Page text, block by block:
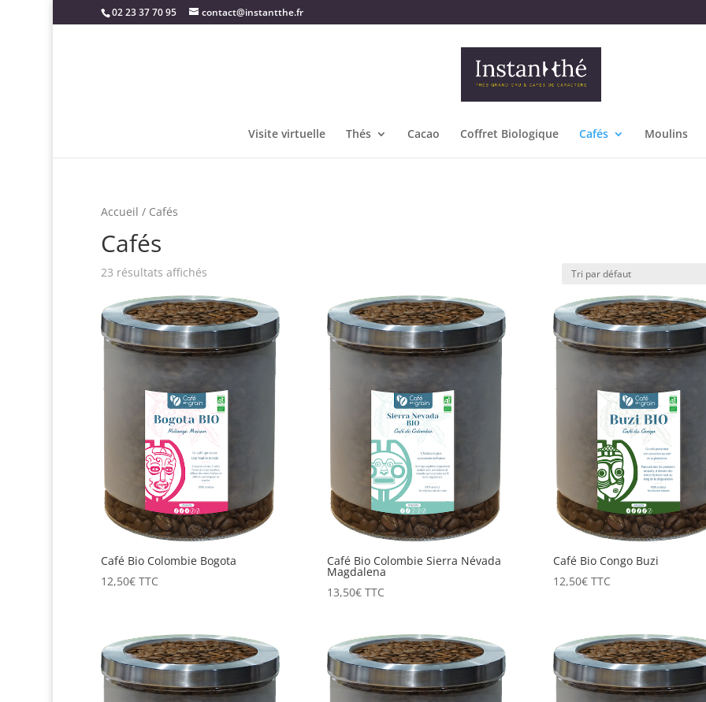
02 23 37 70 95 contact@instantthe.fr
Visite virtuelle Thés Cacao Coffret Biologique Cafés Moulins
Accueil / Cafés
Cafés
23 résultats affichés
Café Bio Colombie Bogota
12,50€ TTC
Café Bio Colombie Sierra Névada
Magdalena
13,50€ TTC
Café Bio Congo Buzi
12,50€ TTC